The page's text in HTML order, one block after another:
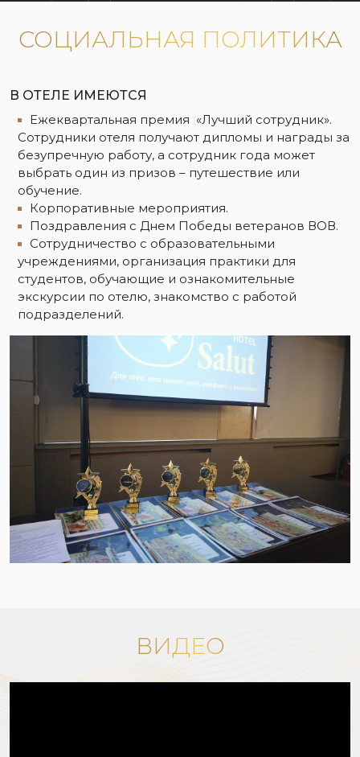
СОЦИАЛЬНАЯ ПОЛИТИКА
В ОТЕЛЕ ИМЕЮТСЯ
Ежеквартальная премия «Лучший сотрудник».
Сотрудники отеля получают дипломы и награды за
безупречную работу, а сотрудник года может
выбрать один из призов – путешествие или
обучение.
Корпоративные мероприятия.
Поздравления с Днем Победы ветеранов ВОВ.
Сотрудничество с образовательными
учреждениями, организация практики для
студентов, обучающие и ознакомительные
экскурсии по отелю, знакомство с работой
подразделений.
ВИДЕО